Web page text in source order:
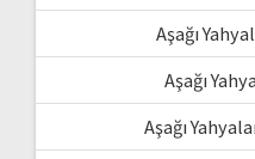
Aşağı
Aşağı
Aşağı